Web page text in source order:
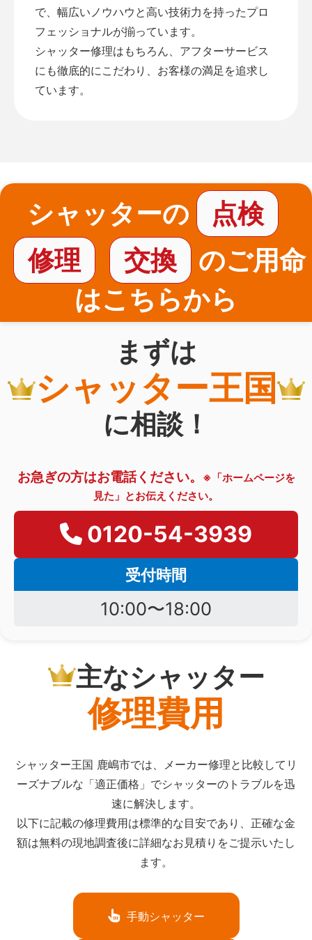
で、幅広いノウハウと高い技術力を持ったプロ
フェッショナルが揃っています。
シャッター修理はもちろん、アフターサービス
にも徹底的にこだわり、お客様の満足を追求し
ています。
シャッターの
点検
修理
交換
のご用命
はこちらから
まずは
シャッター王国
に相談！
お急ぎの方はお電話ください。
※「ホームページを
見た」とお伝えください。
0120-54-3939
受付時間
10:00〜18:00
主なシャッター
修理費用
シャッター王国 鹿嶋市では、メーカー修理と比較してリ
ーズナブルな「適正価格」でシャッターのトラブルを迅
速に解決します。
以下に記載の修理費用は標準的な目安であり、正確な金
額は無料の現地調査後に詳細なお見積りをご提示いたし
ます。
手動シャッター